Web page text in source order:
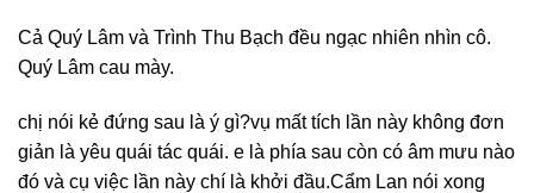
Cả Quý Lâm và Trình Thu Bạch đều ngạc nhiên nhìn cô.
Quý Lâm cau mày.
chị nói kẻ đứng sau là ý gì? vụ mất tích lần này không đơn
giản là yêu quái tác quái. e là phía sau còn có âm mưu nào
đó và cụ việc lần này chí là khởi đầu.Cẩm Lan nói xong